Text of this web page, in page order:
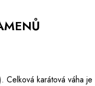
karátová váha je